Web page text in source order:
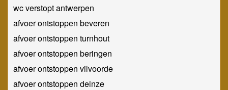
wc verstopt antwerpen
afvoer ontstoppen beveren
afvoer ontstoppen turnhout
afvoer ontstoppen beringen
afvoer ontstoppen vilvoorde
afvoer ontstoppen deinze